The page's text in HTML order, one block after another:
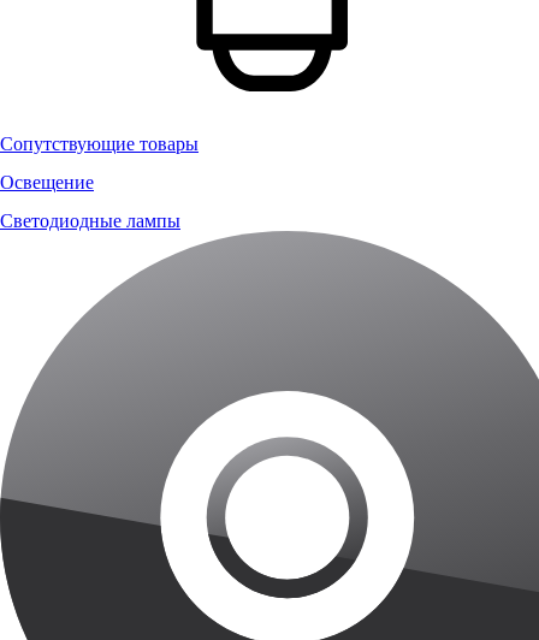
Сопутствующие товары
Освещение
Светодиодные лампы